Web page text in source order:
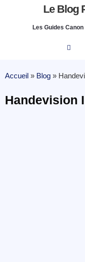
Le Blog
Les Guides Canon
Accueil » Blog »
Handevision